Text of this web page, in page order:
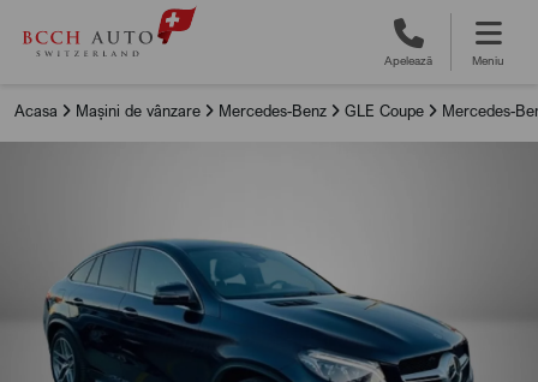
Apelează Meniu
Acasa Mașini de vânzare Mercedes-Benz GLE Coupe Mercedes-